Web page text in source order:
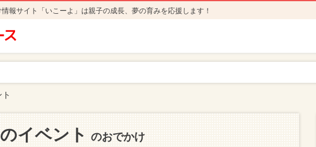
報サイト「いこーよ」は親子の成長、夢の育みを応援します！
イベント のおでかけ